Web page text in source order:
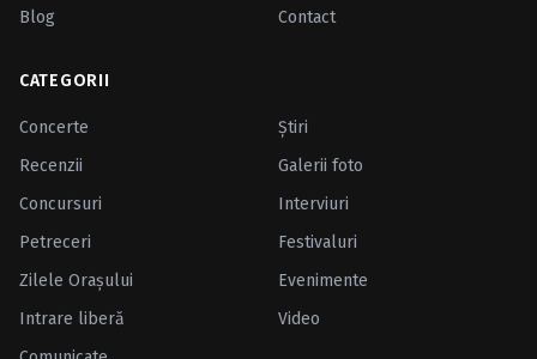
Blog
Contact
CATEGORII
Concerte
Ştiri
Recenzii
Galerii foto
Concursuri
Interviuri
Petreceri
Festivaluri
Zilele Oraşului
Evenimente
Intrare liberă
Video